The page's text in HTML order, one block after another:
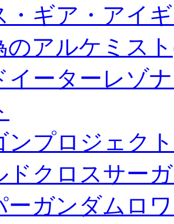
・ギア・アイ
のアルケミス
イーターレゾ
ンプロジェク
ドクロスサー
ーガンダムロ